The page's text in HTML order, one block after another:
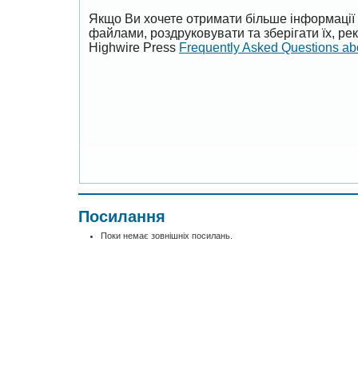
Якщо Ви хочете отримати більше
файлами, роздруковувати та зберігати їх,
Highwire Press Frequently Asked Questions
Посилання
Поки немає зовнішніх посилань.